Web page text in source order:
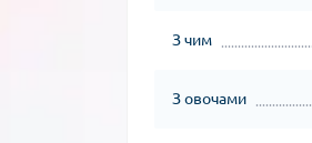
З чим
З овочами